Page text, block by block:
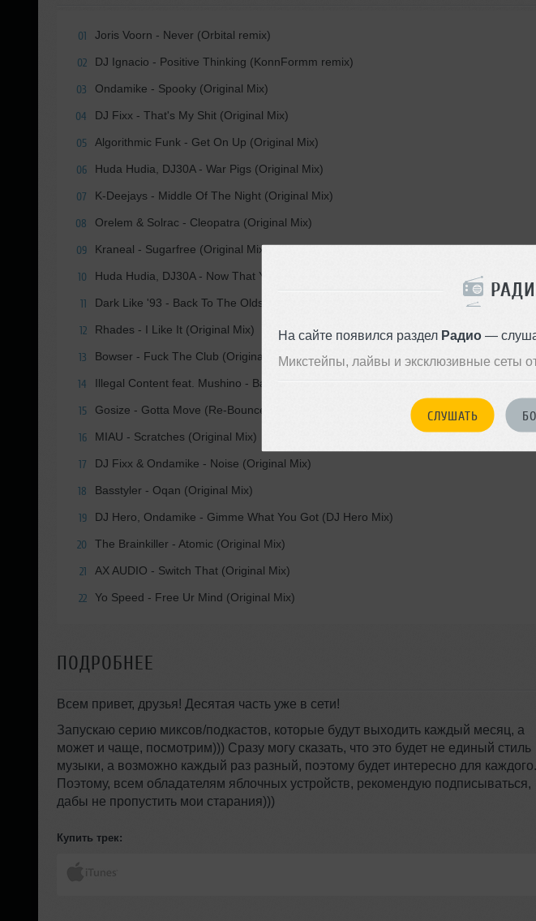
На сайте появился раздел Радио—
Микстейпы, лайвы и эксклюзивные сеты
СЛУШАТЬ
01 Joris Voorn - Never (Orbital remix)
02 DJ Ignacio - Positive Thinking (KonnFormm remix)
03 Ondamike - Spooky (Original Mix)
04 DJ Fixx - That's My Shit (Original Mix)
05 Algorithmic Funk - Get On Up (Original Mix)
06 Huda Hudia, DJ30A - War Pigs (Original Mix)
07 K-Deejays - Middle Of The Night (Original Mix)
08 Orelem & Solrac - Cleopatra (Original Mix)
09 Kraneal - Sugarfree (Original Mix)
10 Huda Hudia, DJ30A - Now That Youre Gone (Original Mix)
11 Dark Like '93 - Back To The Oldskool (Original Mix)
12 Rhades - I Like It (Original Mix)
13 Bowser - Fuck The Club (Original Mix)
14 Illegal Content feat. Mushino - Bass Bin Devil (Breaks Mix)
15 Gosize - Gotta Move (Re-Bounce)
16 MIAU - Scratches (Original Mix)
17 DJ Fixx & Ondamike - Noise (Original Mix)
18 Basstyler - Oqan (Original Mix)
19 DJ Hero, Ondamike - Gimme What You Got (DJ Hero Mix)
20 The Brainkiller - Atomic (Original Mix)
21 AX AUDIO - Switch That (Original Mix)
22 Yo Speed - Free Ur Mind (Original Mix)
ПОДРОБНЕЕ
Всем привет, друзья! Десятая часть уже в сети!
Запускаю серию миксов/подкастов, которые будут выходить каждый месяц, а
может и чаще, посмотрим))) Сразу могу сказать, что это будет не единый стиль
музыки, а возможно каждый раз разный, поэтому будет интересно для каждого.
Поэтому, всем обладателям яблочных устройств, рекомендую подписываться,
дабы не пропустить мои старания)))
Купить трек: